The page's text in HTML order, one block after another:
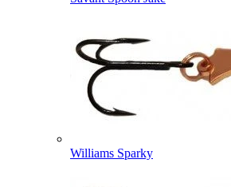
Williams Sparky